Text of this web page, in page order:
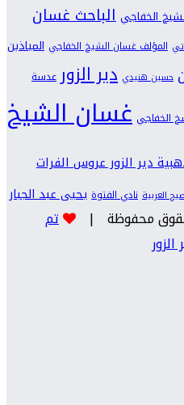
الخفاجي الباحث غسان
المؤلف غسان الشيخ الخفاجي المياذين
حسين هنيدي دير الزور عدسة
الخفاجي غسان الشيخ
دير الزور عروس الفرات
العربية نادي الفتوة يحيى عبد الجبار
تم